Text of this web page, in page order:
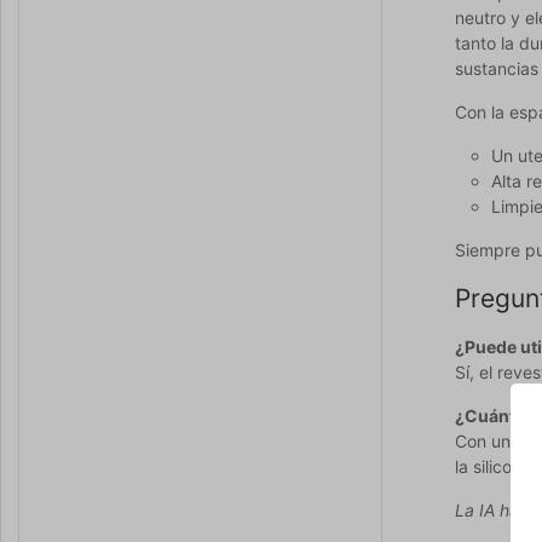
neutro y
tanto la
Con la
Un
Alta
Siempre
¿Puede
Sí, el
¿Cuánto
Con un
la silicona
La IA ha